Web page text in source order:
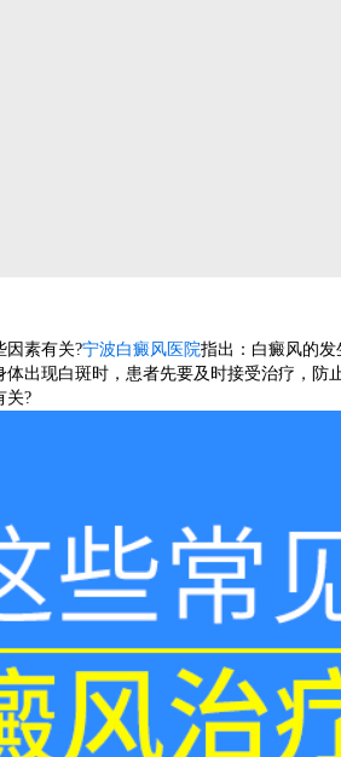
素有关?宁波白癜风医院指出：白癜风的
体出现白斑时，患者先要及时接受治疗，防
关?